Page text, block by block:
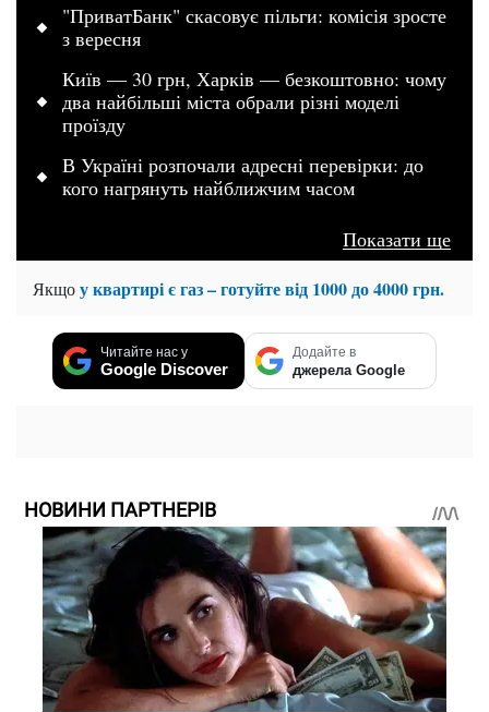
"ПриватБанк" скасовує пільги: комісія зросте
з вересня
Київ — 30 грн, Харків — безкоштовно: чому
два найбільші міста обрали різні моделі
проїзду
В Україні розпочали адресні перевірки: до
кого нагрянуть найближчим часом
Показати ще
Якщоу квартирі є газ – готуйте від 1000 до 4000 грн.
Читайте нас у
Google Discover
Додайте в
джерела Google
НОВИНИ ПАРТНЕРІВ